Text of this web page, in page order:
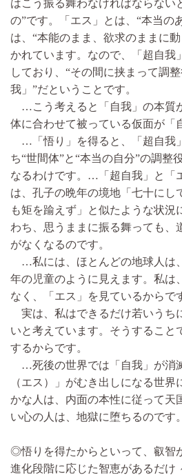
はこう振る舞わなければならない
の”です。「エス」とは、“本当の
は、“本能のまま、欲求のままに
かれています。なので、「超自我
しており、“その間に挟まって調
我」”だということです。
…こう考えると「自我」の本質
体に合わせて被っている仮面が「
…「悟り」を得ると、「超自我
ち“世間体”と“本当の自分”の調整
なるわけです。…「超自我」と「
は、孔子の晩年の境地「七十にし
も矩を踰えず」と似たような状況
わち、思うままに振る舞っても、
がなくなるのです。
…私には、ほとんどの地球人は
年の児童のように見えます。私は
なく、「エス」を見ているからで
実は、私はできるだけ若いうち
いと考えています。そうすること
するからです。
…死後の世界では「自我」が消
（エス）」がむき出しになる世
かな人は、内面の本性に従って天
い心の人は、地獄に堕ちるのです
◎悟りを得たからといって、叡智
進化段階に応じた智恵があるだけ